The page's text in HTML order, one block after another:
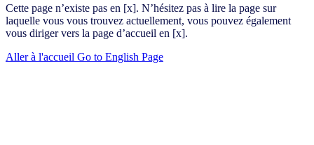
Cette page n’existe pas en [x]. N’hésitez pas à lire la page sur
laquelle vous vous trouvez actuellement, vous pouvez également
vous diriger vers la page d’accueil en [x].
Aller à l'accueil Go to English Page